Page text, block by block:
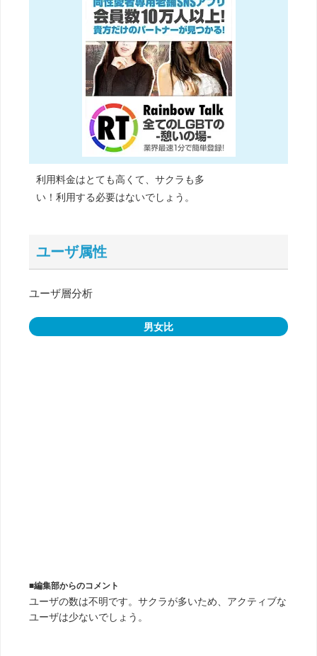
利用料金はとても高くて、サクラも多
い！利用する必要はないでしょう。
ユーザ属性
ユーザ層分析
男女比
■編集部からのコメント
ユーザの数は不明です。サクラが多いため、アクティブな
ユーザは少ないでしょう。